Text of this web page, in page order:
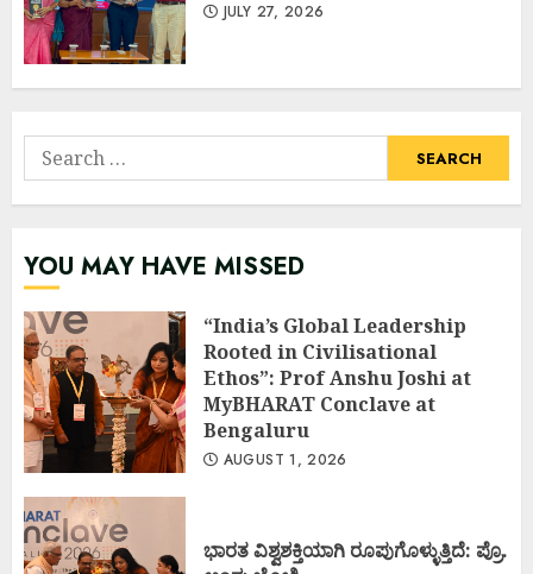
JULY 27, 2026
Search
for:
YOU MAY HAVE MISSED
“India’s Global Leadership
Rooted in Civilisational
Ethos”: Prof Anshu Joshi at
MyBHARAT Conclave at
Bengaluru
AUGUST 1, 2026
ಭಾರತ ವಿಶ್ವಶಕ್ತಿಯಾಗಿ ರೂಪುಗೊಳ್ಳುತ್ತಿದೆ: ಪ್ರೊ.